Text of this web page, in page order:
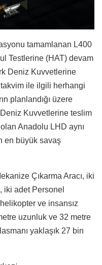
tamamlanan L400
Testlerine (HAT) devam
Deniz Kuvvetlerine
ile ilgili herhangi
planlandığı üzere
Kuvvetlerine teslim
Anadolu LHD aynı
en büyük savaş
Çıkarma Aracı, iki
iki adet Personel
helikopter ve insansız
uzunluk ve 32 metre
yaklaşık 27 bin